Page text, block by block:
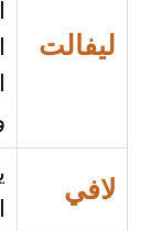
ليفالت
لافي